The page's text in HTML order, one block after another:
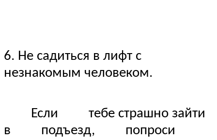
6. Не садиться в лифт с
незнакомым человеком.
Если тебе страшно зайти
в подъезд, попроси